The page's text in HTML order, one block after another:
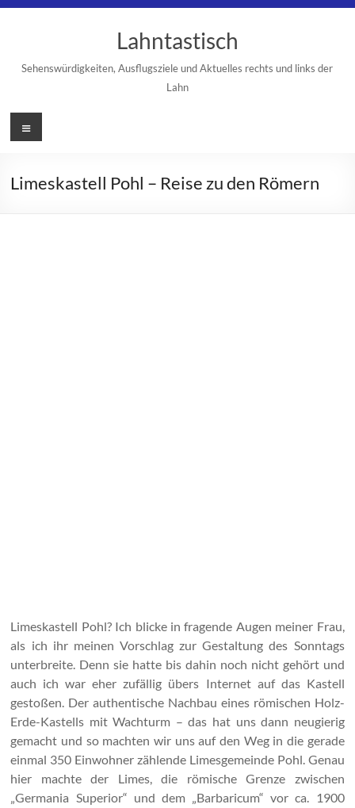
Lahntastisch
Sehenswürdigkeiten, Ausflugsziele und Aktuelles rechts und links der
Lahn
Menü
Limeskastell Pohl – Reise zu den Römern
Limeskastell Pohl? Ich blicke in fragende Augen meiner Frau,
als ich ihr meinen Vorschlag zur Gestaltung des Sonntags
unterbreite. Denn sie hatte bis dahin noch nicht gehört und
auch ich war eher zufällig übers Internet auf das Kastell
gestoßen. Der authentische Nachbau eines römischen Holz-
Erde-Kastells mit Wachturm – das hat uns dann neugierig
gemacht und so machten wir uns auf den Weg in die gerade
einmal 350 Einwohner zählende Limesgemeinde Pohl. Genau
hier machte der Limes, die römische Grenze zwischen
„Germania Superior“ und dem „Barbaricum“ vor ca. 1900